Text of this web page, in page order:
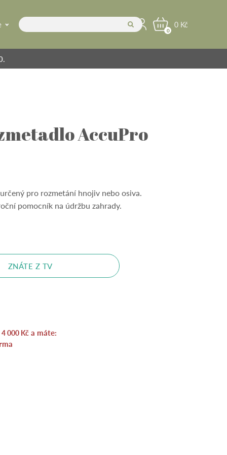
0
0 Kč
AccuPro
pro rozmetání hnojiv nebo osiva.
pomocník na údržbu zahrady.
ZNÁTE Z TV
4 000 Kča máte: